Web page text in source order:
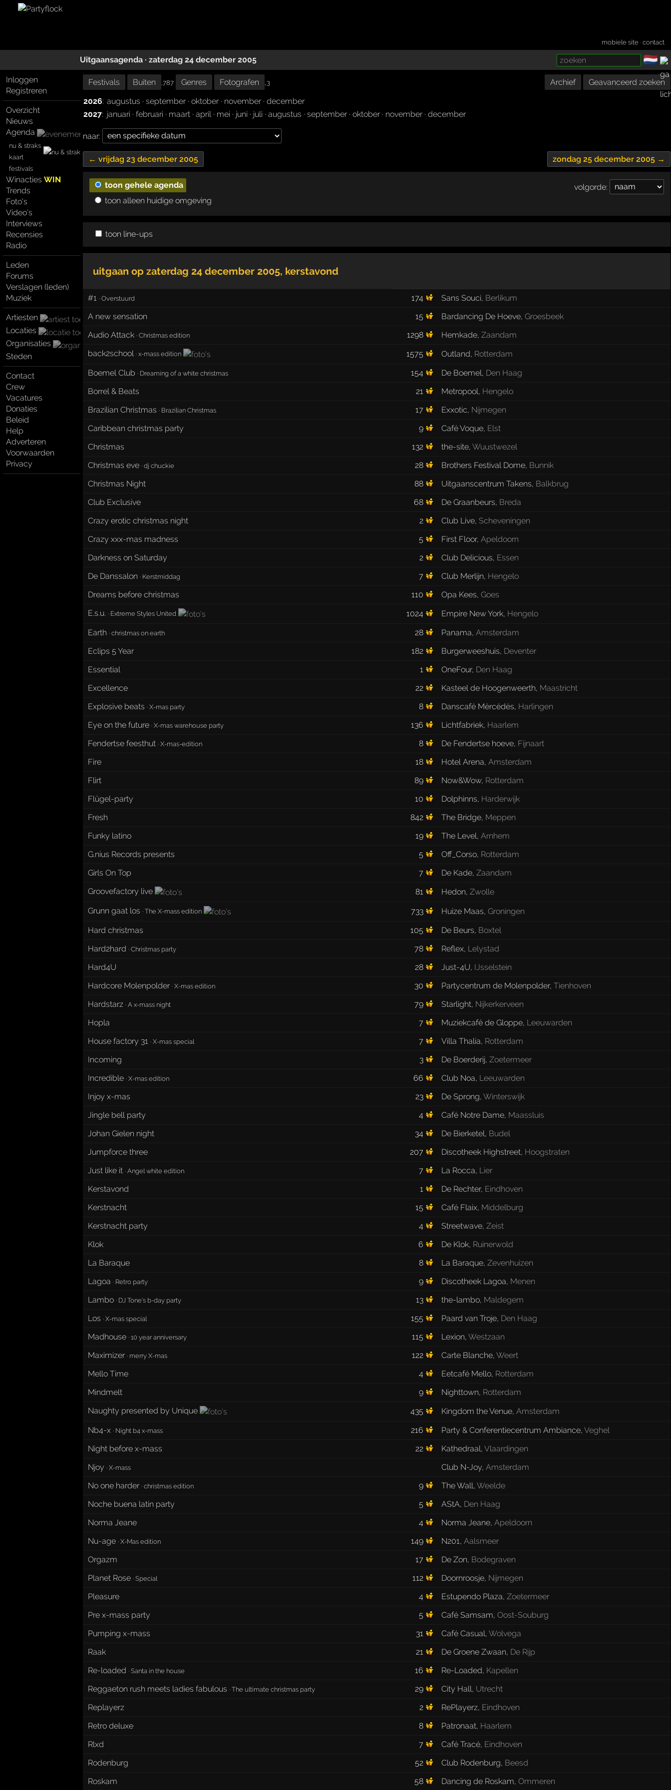
mobiele site ·contact
Uitgaansagenda · zaterdag 24 december 2005 🇳🇱
Inloggen
Registreren
Overzicht
Nieuws
Agenda
nu & straks
kaart
festivals
WinactiesWIN
Trends
Foto's
Video's
Interviews
Recensies
Radio
Leden
Forums
Verslagen (leden)
Muziek
Artiesten
Locaties
Organisaties
Steden
Contact
Crew
Vacatures
Donaties
Beleid
Help
Adverteren
Voorwaarden
Privacy
Festivals Buiten ,787 Genres Fotografen ,3 Archief
Geavanceerd zoeken
2026: augustus · september · oktober · november · december
2027: januari · februari · maart · april · mei · juni · juli · augustus · september · oktober · november · december
naar:
← vrijdag 23 december 2005 zondag 25 december 2005 →
volgorde:
toon gehele agenda
toon alleen huidige omgeving
toon line-ups
uitgaan op zaterdag 24 december 2005, kerstavond
#1 ·Overstuurd 174 Sans Souci, Berlikum
A new sensation
15 Bardancing De Hoeve, Groesbeek
Audio Attack ·Christmas edition 1298 Hemkade, Zaandam
back2school ·x-mass edition 1575 Outland, Rotterdam
Boemel Club · Dreaming of a white christmas 154 De Boemel, Den Haag
Borrel & Beats
21 Metropool, Hengelo
Brazilian Christmas · Brazilian Christmas 17 Exxotic, Nijmegen
Caribbean christmas party
9 Café Voque, Elst
Christmas
132 the-site, Wuustwezel
Christmas eve ·dj chuckie 28 Brothers Festival Dome, Bunnik
Christmas Night
88 Uitgaanscentrum Takens, Balkbrug
Club Exclusive
68 De Graanbeurs, Breda
Crazy erotic christmas night
2 Club Live, Scheveningen
Crazy xxx-mas madness
5 First Floor, Apeldoorn
Darkness on Saturday
2 Club Delicious, Essen
De Danssalon · Kerstmiddag 7 Club Merlijn, Hengelo
Dreams before christmas
110 Opa Kees, Goes
E.s.u. · Extreme Styles United 1024 Empire New York, Hengelo
Earth ·christmas on earth 28 Panama, Amsterdam
Eclips 5 Year
182 Burgerweeshuis, Deventer
Essential
1 OneFour, Den Haag
Excellence
22 Kasteel de Hoogenweerth, Maastricht
Explosive beats ·X-mas party 8 Danscafé Mèrcédès, Harlingen
Eye on the future ·X-mas warehouse party 136 Lichtfabriek, Haarlem
Fendertse feesthut ·X-mas-edition 8 De Fendertse hoeve, Fijnaart
Fire
18 Hotel Arena, Amsterdam
Flirt
89 Now&Wow, Rotterdam
Flügel-party
10 Dolphinns, Harderwijk
Fresh
842 The Bridge, Meppen
Funky latino
19 The Level, Arnhem
G.nius Records presents
5 Off_Corso, Rotterdam
Girls On Top
7 De Kade, Zaandam
Groovefactory live
81 Hedon, Zwolle
Grunn gaat los ·The X-mass edition 733 Huize Maas, Groningen
Hard christmas
105 De Beurs, Boxtel
Hard2hard ·Christmas party 78 Reflex, Lelystad
Hard4U
28 Just-4U, IJsselstein
Hardcore Molenpolder ·X-mas edition 30 Partycentrum de Molenpolder, Tienhoven
Hardstarz ·A x-mass night 79 Starlight, Nijkerkerveen
Hopla
7 Muziekcafé de Gloppe, Leeuwarden
House factory 31 ·X-mas special 7 Villa Thalia, Rotterdam
Incoming
3 De Boerderij, Zoetermeer
Incredible ·X-mas edition 66 Club Noa, Leeuwarden
Injoy x-mas
23 De Sprong, Winterswijk
Jingle bell party
4 Café Notre Dame, Maassluis
Johan Gielen night
34 De Bierketel, Budel
Jumpforce three
207 Discotheek Highstreet, Hoogstraten
Just like it ·Angel white edition 7 La Rocca, Lier
Kerstavond
1 De Rechter, Eindhoven
Kerstnacht
15 Café Flaix, Middelburg
Kerstnacht party
4 Streetwave, Zeist
Klok
6 De Klok, Ruinerwold
La Baraque
8 La Baraque, Zevenhuizen
Lagoa · Retro party 9 Discotheek Lagoa, Menen
Lambo · DJ Tone's b-day party 13 the-lambo, Maldegem
Los ·X-mas special 155 Paard van Troje, Den Haag
Madhouse ·10 year anniversary 115 Lexion, Westzaan
Maximizer · merry X-mas 122 Carte Blanche, Weert
Mello Time
4 Eetcafé Mello, Rotterdam
Mindmelt
9 Nighttown, Rotterdam
Naughty presented by Unique
435 Kingdom the Venue, Amsterdam
Nb4-x · Night b4 x-mass 216 Party & Conferentiecentrum Ambiance, Veghel
Night before x-mass
22 Kathedraal, Vlaardingen
Njoy ·X-mass Club N-Joy, Amsterdam
No one harder ·christmas edition 9 The Wall, Weelde
Noche buena latin party
5 AStA, Den Haag
Norma Jeane
4 Norma Jeane, Apeldoorn
Nu-age ·X-Mas edition 149 N201, Aalsmeer
Orgazm
17 De Zon, Bodegraven
Planet Rose ·Special 112 Doornroosje, Nijmegen
Pleasure
4 Estupendo Plaza, Zoetermeer
Pre x-mass party
5 Café Samsam, Oost-Souburg
Pumping x-mass
31 Café Casual, Wolvega
Raak
21 De Groene Zwaan, De Rijp
Re-loaded ·Santa in the house 16 Re-Loaded, Kapellen
Reggaeton rush meets ladies fabulous ·The ultimate christmas party 29 City Hall, Utrecht
Replayerz
2 RePlayerz, Eindhoven
Retro deluxe
8 Patronaat, Haarlem
Rlxd
7 Café Tracé, Eindhoven
Rodenburg
52 Club Rodenburg, Beesd
Roskam
58 Dancing de Roskam, Ommeren